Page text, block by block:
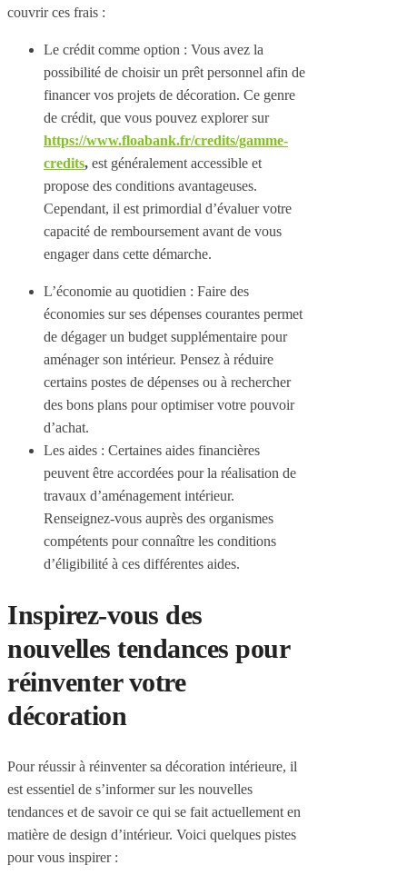
couvrir ces frais :
Le crédit comme option : Vous avez la
possibilité de choisir un prêt personnel afin de
financer vos projets de décoration. Ce genre
de crédit, que vous pouvez explorer sur
https://www.floabank.fr/credits/gamme-
credits, est généralement accessible et
propose des conditions avantageuses.
Cependant, il est primordial d’évaluer votre
capacité de remboursement avant de vous
engager dans cette démarche.
L’économie au quotidien : Faire des
économies sur ses dépenses courantes permet
de dégager un budget supplémentaire pour
aménager son intérieur. Pensez à réduire
certains postes de dépenses ou à rechercher
des bons plans pour optimiser votre pouvoir
d’achat.
Les aides : Certaines aides financières
peuvent être accordées pour la réalisation de
travaux d’aménagement intérieur.
Renseignez-vous auprès des organismes
compétents pour connaître les conditions
d’éligibilité à ces différentes aides.
Inspirez-vous des
nouvelles tendances pour
réinventer votre
décoration
Pour réussir à réinventer sa décoration intérieure, il
est essentiel de s’informer sur les nouvelles
tendances et de savoir ce qui se fait actuellement en
matière de design d’intérieur. Voici quelques pistes
pour vous inspirer :